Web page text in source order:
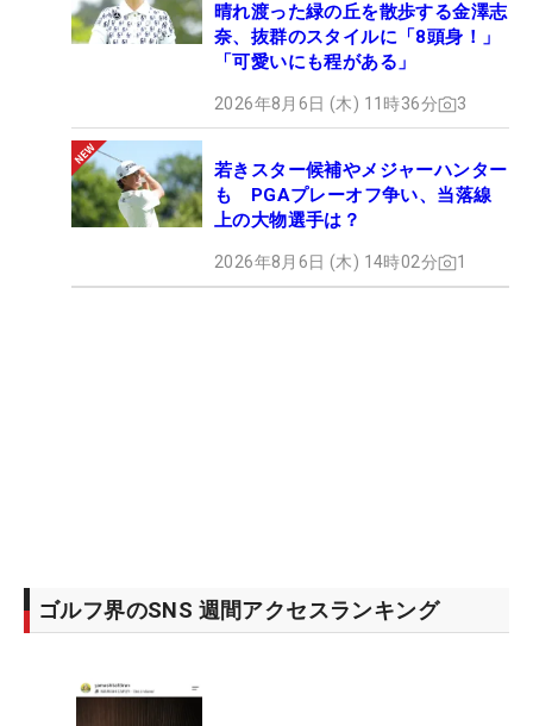
晴れ渡った緑の丘を散歩する金澤志
奈、抜群のスタイルに「8頭身！」
「可愛いにも程がある」
2026年8月6日 (木) 11時36分 3
若きスター候補やメジャーハンター
も PGAプレーオフ争い、当落線
上の大物選手は？
2026年8月6日 (木) 14時02分 1
ゴルフ界のSNS 週間アクセスランキング